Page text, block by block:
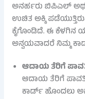
ಅನರ್ಹರು ಬಿಪಿಎಲ್
ಉಚಿತ ಅಕ್ಕಿ
ಕೈಗೊಂಡಿದೆ. ಈ ಕೆಳಗಿನ
ಅನ್ವಯವಾದರೆ ನಿಮ್ಮ
ಆದಾಯ ತೆರಿಗೆ
ಆದಾಯ ತೆರಿಗೆ
ಕಾರ್ಡ್ ಹೊಂದಲು